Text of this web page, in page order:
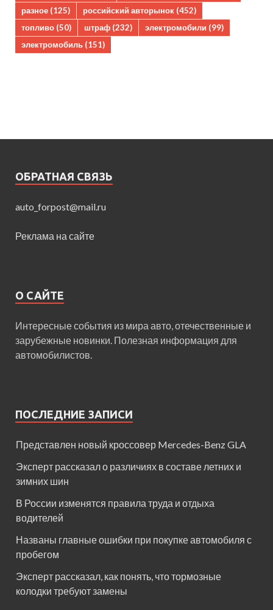
разное (125) российский авторынок (452)
топливо (50) штраф (232) электромобили (99)
электромобиль (151)
ОБРАТНАЯ СВЯЗЬ
auto_forpost@mail.ru
Реклама на сайте
О САЙТЕ
Интересные события из мира авто, отечественные и
зарубежные новинки. Полезная информация для
автомобилистов.
ПОСЛЕДНИЕ ЗАПИСИ
Представлен новый кроссовер Mercedes-Benz GLA
Эксперт рассказал о различиях в составе летних и
зимних шин
В России изменятся правила труда и отдыха
водителей
Названы главные ошибки при покупке автомобиля с
пробегом
Эксперт рассказал, как понять, что тормозные
колодки требуют замены